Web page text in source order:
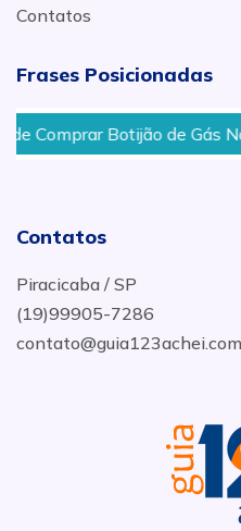
Contatos
Frases Posicionadas
Comprar Botijão de Gás No
Contatos
Piracicaba / SP
(19)99905-7286